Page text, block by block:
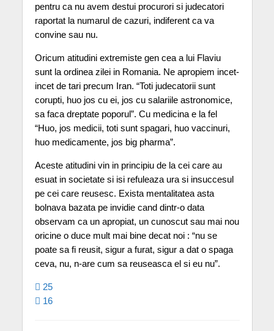
pentru ca nu avem destui procurori si judecatori
raportat la numarul de cazuri, indiferent ca va
convine sau nu.
Oricum atitudini extremiste gen cea a lui Flaviu
sunt la ordinea zilei in Romania. Ne apropiem incet-
incet de tari precum Iran. “Toti judecatorii sunt
corupti, huo jos cu ei, jos cu salariile astronomice,
sa faca dreptate poporul”. Cu medicina e la fel
“Huo, jos medicii, toti sunt spagari, huo vaccinuri,
huo medicamente, jos big pharma”.
Aceste atitudini vin in principiu de la cei care au
esuat in societate si isi refuleaza ura si insuccesul
pe cei care reusesc. Exista mentalitatea asta
bolnava bazata pe invidie cand dintr-o data
observam ca un apropiat, un cunoscut sau mai nou
oricine o duce mult mai bine decat noi : “nu se
poate sa fi reusit, sigur a furat, sigur a dat o spaga
ceva, nu, n-are cum sa reuseasca el si eu nu”.
25
16